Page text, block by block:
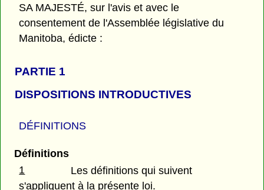
SA MAJESTÉ, sur l'avis et avec le
consentement de l'Assemblée législative du
Manitoba, édicte :
PARTIE 1
DISPOSITIONS INTRODUCTIVES
DÉFINITIONS
Définitions
1
Les définitions qui suivent
s'appliquent à la présente loi.